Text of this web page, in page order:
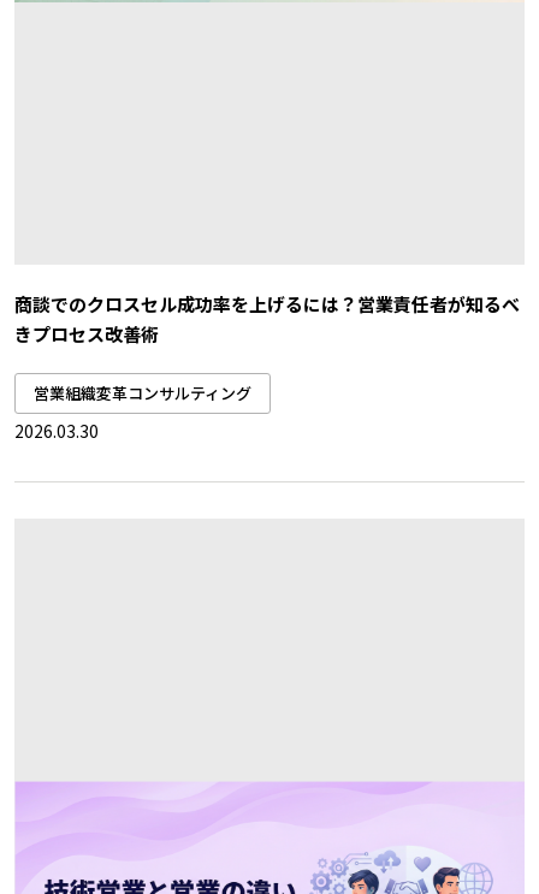
商談でのクロスセル成功率を上げるには？営業責任者が知るべ
きプロセス改善術
営業組織変革コンサルティング
2026.03.30